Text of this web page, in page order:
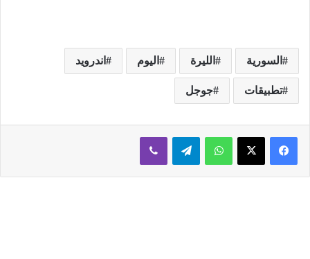
السورية الليرة اليوم اندرويد
تطبيقات جوجل
فيسبوك ‫X واتساب تيلقرام